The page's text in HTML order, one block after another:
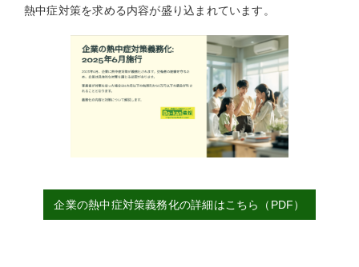
熱中症対策を求める内容が盛り込まれています。
企業の熱中症対策義務化の詳細はこちら（PDF）